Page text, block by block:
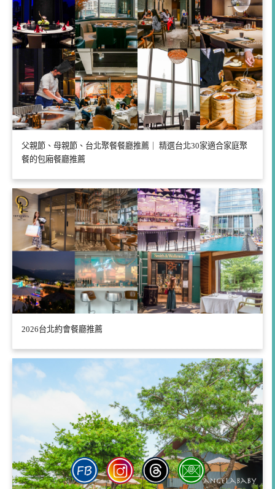
父親節、母親節、台北聚餐餐廳推薦｜ 精選台北30家適合家庭聚
餐的包廂餐廳推薦
2026台北約會餐廳推薦